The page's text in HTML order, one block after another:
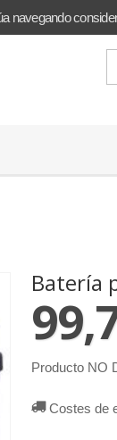
Batería
Producto NO
Costes de
navegando